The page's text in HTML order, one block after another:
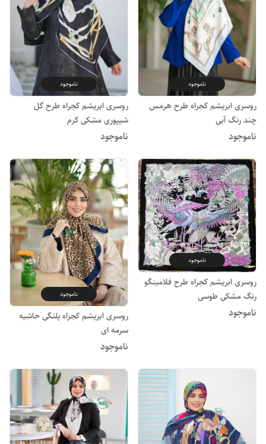
ناموجود
روسری ابریشم کجراه طرح هرمس
چند رنگ آبی
ناموجود
ناموجود
روسری ابریشم کجراه طرح گل
شیپوری مشکی کرم
ناموجود
ناموجود
روسری ابریشم کجراه طرح فلامینگو
رنگ مشکی طوسی
ناموجود
ناموجود
روسری ابریشم کجراه پلنگی حاشیه
سرمه ای
ناموجود